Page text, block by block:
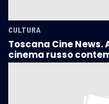
CULTURA
Toscana Cine News.
cinema russo